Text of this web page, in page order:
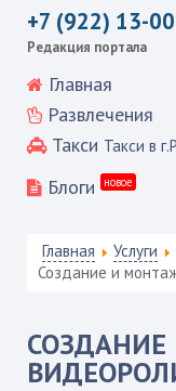
+7 (922) 13-
Редакция портала
Главная
Развлечения
Такси Такси в
Блоги
новое
Главная Услуги
Создание и